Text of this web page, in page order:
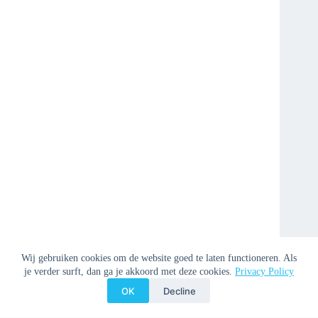
Wij gebruiken cookies om de website goed te laten functioneren. Als
je verder surft, dan ga je akkoord met deze cookies. Privacy Policy
OK Decline